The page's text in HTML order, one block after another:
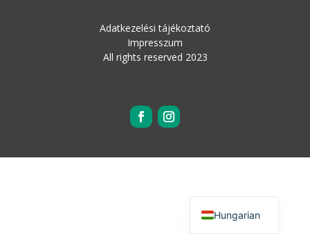
Adatkezelési tájékoztató
Impresszum
All rights reserved 2023
Hungarian